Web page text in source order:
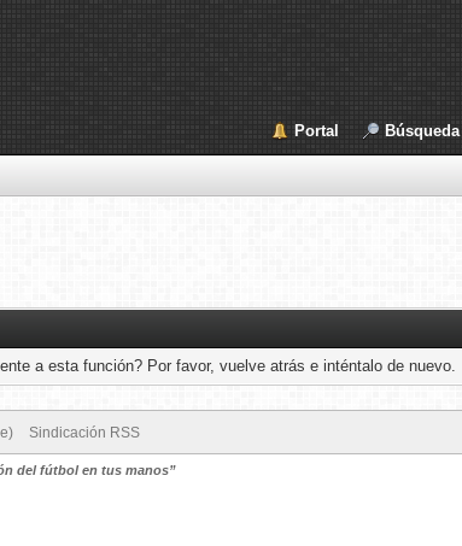
Portal Búsqueda
a esta función? Por favor, vuelve atrás e inténtalo de nuevo.
Sindicación RSS
del fútbol en tus manos”